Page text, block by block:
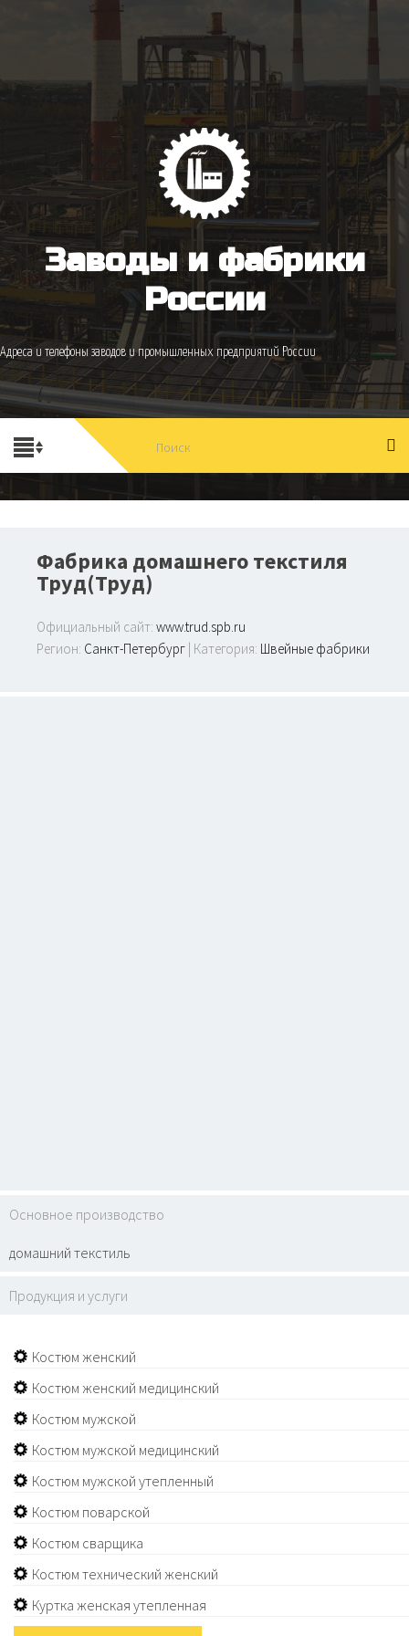
Заводы и фабрики
России
Адреса и телефоны заводов и промышленных предприятий России
Фабрика домашнего текстиля
Труд(Труд)
Официальный сайт: www.trud.spb.ru
Регион: Санкт-Петербург | Категория: Швейные фабрики
Основное производство
домашний текстиль
Продукция и услуги
Костюм женский
Костюм женский медицинский
Костюм мужской
Костюм мужской медицинский
Костюм мужской утепленный
Костюм поварской
Костюм сварщика
Костюм технический женский
Куртка женская утепленная